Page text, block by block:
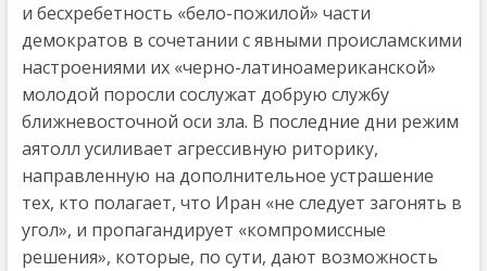
и бесхребетность «бело-пожилой» части
демократов в сочетании с явными происламскими
настроениями их «черно-латиноамериканской»
молодой поросли сослужат добрую службу
ближневосточной оси зла. В последние дни режим
аятолл усиливает агрессивную риторику,
направленную на дополнительное устрашение
тех, кто полагает, что Иран «не следует загонять в
угол», и пропагандирует «компромиссные
решения», которые, по сути, дают возможность